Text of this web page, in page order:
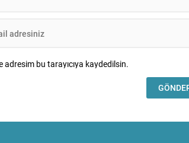
adresim bu tarayıcıya kaydedilsin.